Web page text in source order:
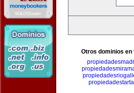
Otros dominios en